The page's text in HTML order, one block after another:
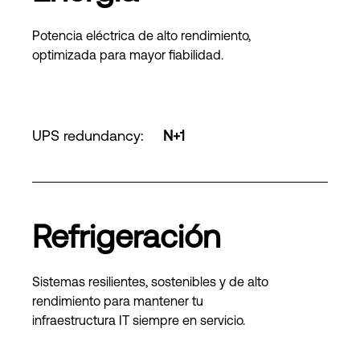
Potencia eléctrica de alto rendimiento,
optimizada para mayor fiabilidad.
UPS redundancy: N+1
Refrigeración
Sistemas resilientes, sostenibles y de alto
rendimiento para mantener tu
infraestructura IT siempre en servicio.